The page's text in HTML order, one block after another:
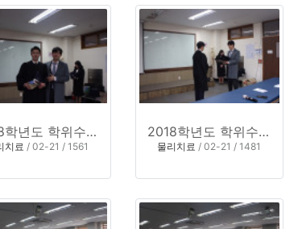
2018학년도 학위수여식 6
치료 / 02-21 / 1561
2018학년도 학위수여식 5
물리치료 / 02-21 / 1481